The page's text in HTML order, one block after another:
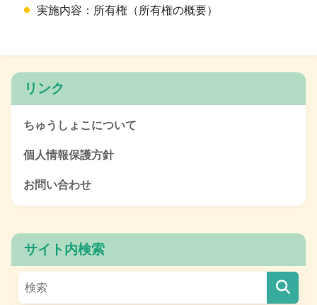
実施内容：所有権（所有権の概要）
リンク
ちゅうしょこについて
個人情報保護方針
お問い合わせ
サイト内検索